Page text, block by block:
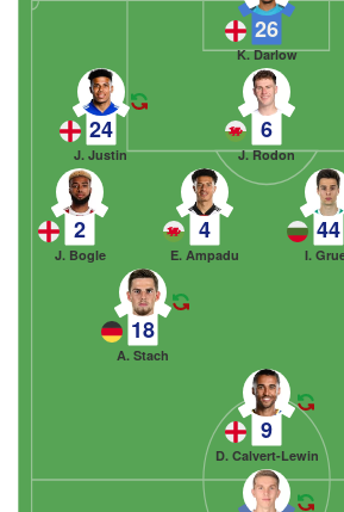
26
K. Darlow
6
J. Rodon
24
J. Justin
44
I.
4
E. Ampadu
2
J. Bogle
18
A. Stach
9
D. Calvert-Lewin